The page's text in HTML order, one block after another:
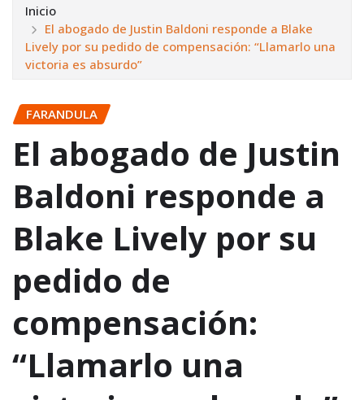
Inicio
El abogado de Justin Baldoni responde a Blake
Lively por su pedido de compensación: “Llamarlo una
victoria es absurdo”
FARANDULA
El abogado de Justin
Baldoni responde a
Blake Lively por su
pedido de
compensación:
“Llamarlo una